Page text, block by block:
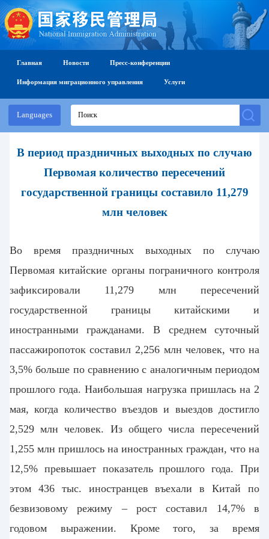
Languages
Главная Новости Пресс-конференции
Информация миграционного управления Услуги
В период праздничных выходных по случаю
Первомая количество пересечений
государственной границы составило 11,279
млн человек
Во время
праздничных выходных по случаю
Первомая китайские органы пограничного контроля
зафиксировали 11,279 млн пересечений
государственной границы китайскими и
иностранными гражданами. В среднем суточный
пассажиропоток составил 2,256 млн человек, что на
3,5% больше по сравнению с аналогичным периодом
прошлого года. Наибольшая нагрузка пришлась на 2
мая, когда количество въездов и выездов достигло
2,529 млн человек. Из общего числа пересечений
1,255 млн пришлось на иностранных граждан, что на
12,5% превышает показатель прошлого года. При
этом 436 тыс. иностранцев въехали в Китай по
безвизовому режиму –
рост составил 14,7% в
годовом выражении.
Кроме того, за время